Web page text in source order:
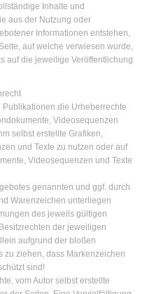
Inhalte und
aus der Nutzung oder
Informationen entstehen,
auf welche verwiesen wurde,
auf die jeweilige Veröffentlichung
Publikationen die Urheberrechte
Videosequenzen
selbst erstellte Grafiken,
und Texte zu nutzen oder auf
Videosequenzen und Texte
genannten und ggf. durch
Warenzeichen unterliegen
des jeweils gültigen
der jeweiligen
aufgrund der bloßen
zu ziehen, dass Markenzeichen
sind!
vom Autor selbst erstellte